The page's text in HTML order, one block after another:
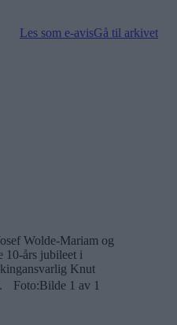
Les som e-avisGå til arkivet
Wolde-Mariam og
10-års jubileet i
Knut
Foto:Bilde 1 av 1